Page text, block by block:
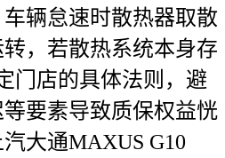
辆怠速时散热器取散
，若散热系统本身存
门店的具体法则，避
要素导致质保权益恍
大通MAXUS G10